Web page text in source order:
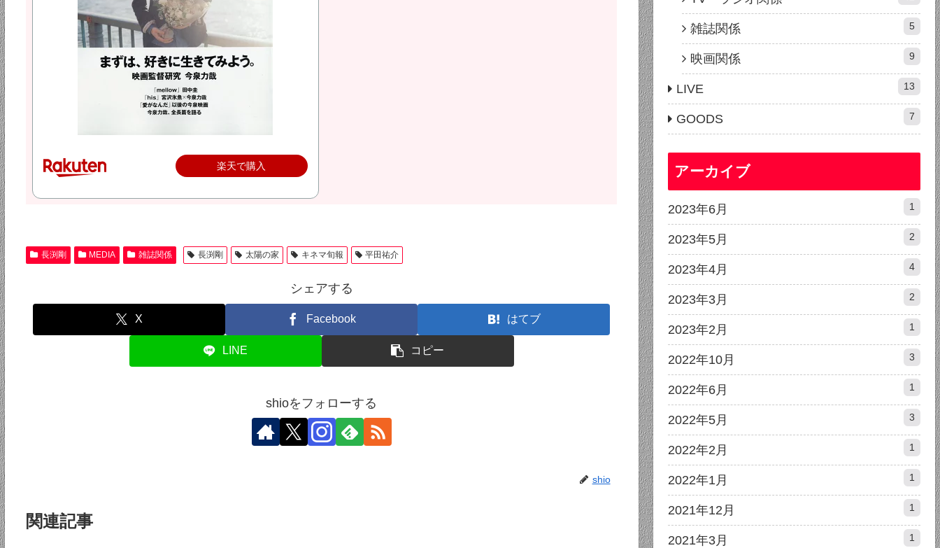
楽天で購入
長渕剛 MEDIA 雑誌関係 長渕剛 太陽の家 キネマ旬報 平田祐介
シェアする
X Facebook はてブ
LINE コピー
shioをフォローする
shio
関連記事
雑誌関係 5
映画関係 9
LIVE 13
GOODS 7
アーカイブ
2023年6月 1
2023年5月 2
2023年4月 4
2023年3月 2
2023年2月 1
2022年10月 3
2022年6月 1
2022年5月 3
2022年2月 1
2022年1月 1
2021年12月 1
2021年3月 1